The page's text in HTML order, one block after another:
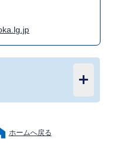
ホームへ戻る